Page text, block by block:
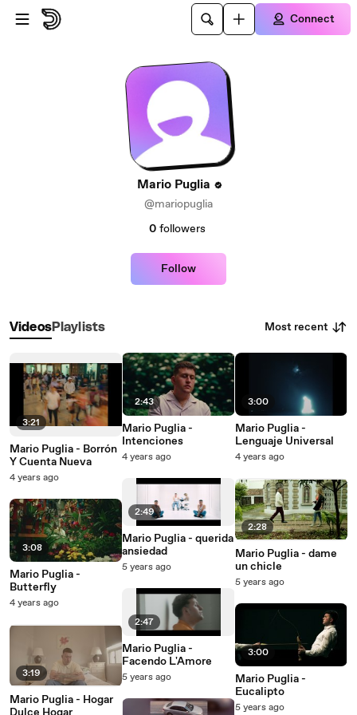
Skip to main content
Connect
Mario Puglia
@mariopuglia
0 followers
Follow
VideosPlaylists Most recent
3:21
Mario Puglia - Borrón
Y Cuenta Nueva
4 years ago
3:08
Mario Puglia -
Butterfly
4 years ago
3:19
Mario Puglia - Hogar
2:43
Mario Puglia -
Intenciones
4 years ago
2:49
Mario Puglia - querida
ansiedad
5 years ago
2:47
Mario Puglia -
Facendo L'Amore
5 years ago
3:00
Mario Puglia -
Lenguaje Universal
4 years ago
2:28
Mario Puglia - dame
un chicle
5 years ago
3:00
Mario Puglia -
Eucalipto
5 years ago